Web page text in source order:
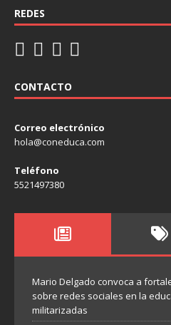
REDES
CONTACTO
Correo electrónico
hola@coneduca.com
Teléfono
5521497380
Mario Delgado convoca a
sobre redes sociales en la
militarizadas